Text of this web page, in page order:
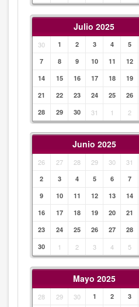
Julio 2025
30 1 2 3 4 5
7
8 9 10 11 12
14
15 16 17 18 19
21
22 23 24 25 26
28
29 30 31 1 2
Junio 2025
26 27 28 29 30 31
2
3 4 5 6 7
9
10 11 12 13 14
16
17 18 19 20 21
23
24 25 26 27 28
30
1 2 3 4 5
Mayo 2025
28 29 30 1 2 3